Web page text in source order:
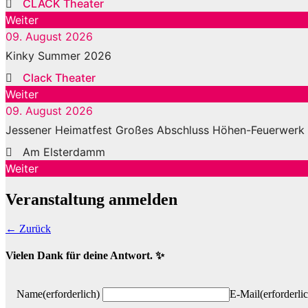
CLACK Theater
Weiter
09. August 2026
Kinky Summer 2026
Clack Theater
Weiter
09. August 2026
Jessener Heimatfest Großes Abschluss Höhen-Feuerwerk
Am Elsterdamm
Weiter
Veranstaltung anmelden
← Zurück
Vielen Dank für deine Antwort. ✨
Name(erforderlich) E-Mail